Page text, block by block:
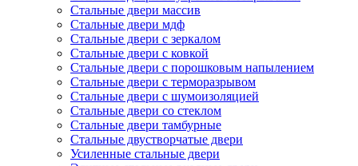
Стальные двери массив
Стальные двери мдф
Стальные двери с зеркалом
Стальные двери с ковкой
Стальные двери с порошковым напылением
Стальные двери с терморазрывом
Стальные двери с шумоизоляцией
Стальные двери со стеклом
Стальные двери тамбурные
Стальные двустворчатые двери
Усиленные стальные двери